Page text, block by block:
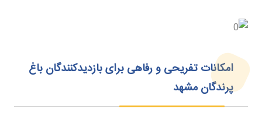
امکانات تفریحی و رفاهی برای بازدیدکنندگان باغ
پرندگان مشهد